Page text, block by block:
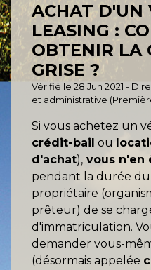
ACHAT D'UN
LEASING :
OBTENIR LA
GRISE ?
Vérifié le 28 Jun 2021 -
et administrative
Si vous achetez un
crédit-bail ou
d'achat), vous n'en
pendant la durée du
propriétaire
prêteur) de se
d'immatriculation.
demander vous-
(désormais appelée